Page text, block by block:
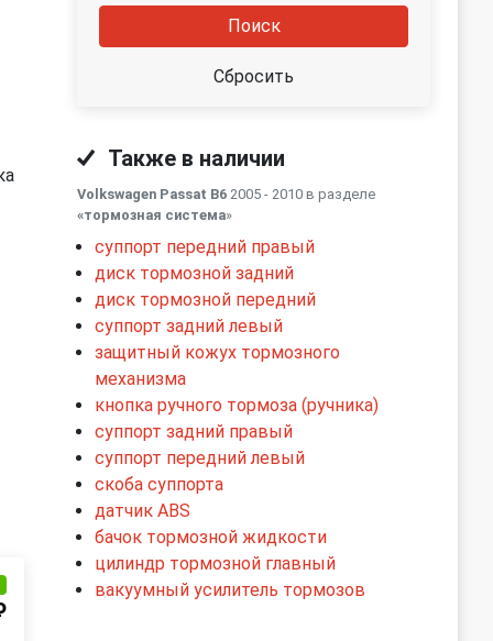
Поиск
Сбросить
Также в наличии
Volkswagen Passat B6 2005 - 2010 в разделе
«тормозная система»
суппорт передний правый
диск тормозной задний
диск тормозной передний
суппорт задний левый
защитный кожух тормозного
механизма
кнопка ручного тормоза (ручника)
суппорт задний правый
суппорт передний левый
скоба суппорта
датчик ABS
бачок тормозной жидкости
цилиндр тормозной главный
вакуумный усилитель тормозов